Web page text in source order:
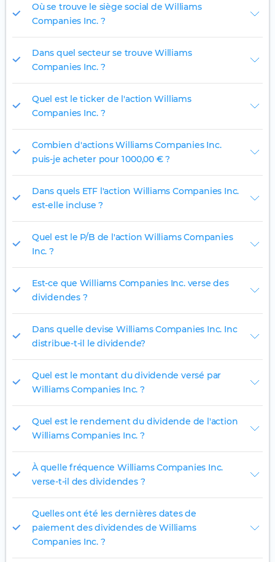
Où se trouve le siège social de Williams
Companies Inc. ?
Dans quel secteur se trouve Williams
Companies Inc. ?
Quel est le ticker de l'action Williams
Companies Inc. ?
Combien d'actions Williams Companies Inc.
puis-je acheter pour 1 000,00 € ?
Dans quels ETF l'action Williams Companies Inc.
est-elle incluse ?
Quel est le P/B de l'action Williams Companies
Inc. ?
Est-ce que Williams Companies Inc. verse des
dividendes ?
Dans quelle devise Williams Companies Inc. Inc
distribue-t-il le dividende?
Quel est le montant du dividende versé par
Williams Companies Inc. ?
Quel est le rendement du dividende de l'action
Williams Companies Inc. ?
À quelle fréquence Williams Companies Inc.
verse-t-il des dividendes ?
Quelles ont été les dernières dates de
paiement des dividendes de Williams
Companies Inc. ?